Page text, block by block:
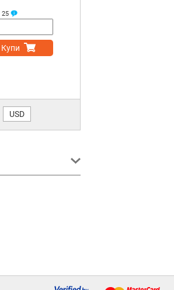
25
Купи
USD